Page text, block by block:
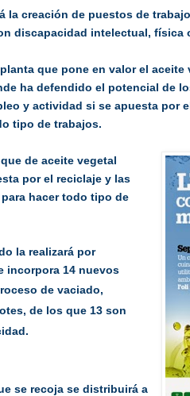
la creación de puestos de
discapacidad intelectual, física
que pone en valor el aceite
ha defendido el potencial de
y actividad si se apuesta por
tipo de trabajos.
de aceite vegetal
por el reciclaje y las
hacer todo tipo de
la realizará por
incorpora 14 nuevos
de vaciado,
de los que 13 son
se recoja se distribuirá a